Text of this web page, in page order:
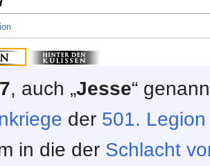
, auch „Jesse“
der 501. Legion
in die der Schlacht